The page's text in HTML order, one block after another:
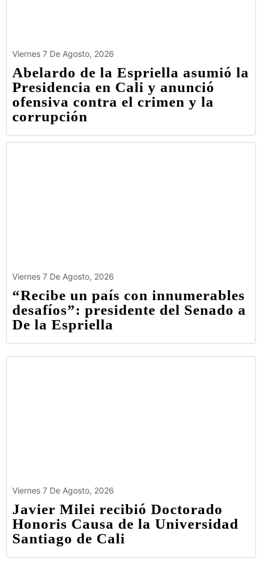
Viernes 7 De Agosto, 2026
Abelardo de la Espriella asumió la
Presidencia en Cali y anunció
ofensiva contra el crimen y la
corrupción
Viernes 7 De Agosto, 2026
“Recibe un país con innumerables
desafíos”: presidente del Senado a
De la Espriella
Viernes 7 De Agosto, 2026
Javier Milei recibió Doctorado
Honoris Causa de la Universidad
Santiago de Cali